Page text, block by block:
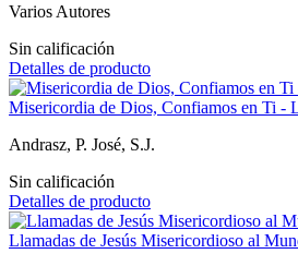
Varios Autores
Sin calificación
Detalles de producto
Misericordia de Dios, Confiamos en Ti -
Andrasz, P. José, S.J.
Sin calificación
Detalles de producto
Llamadas de Jesús Misericordioso al